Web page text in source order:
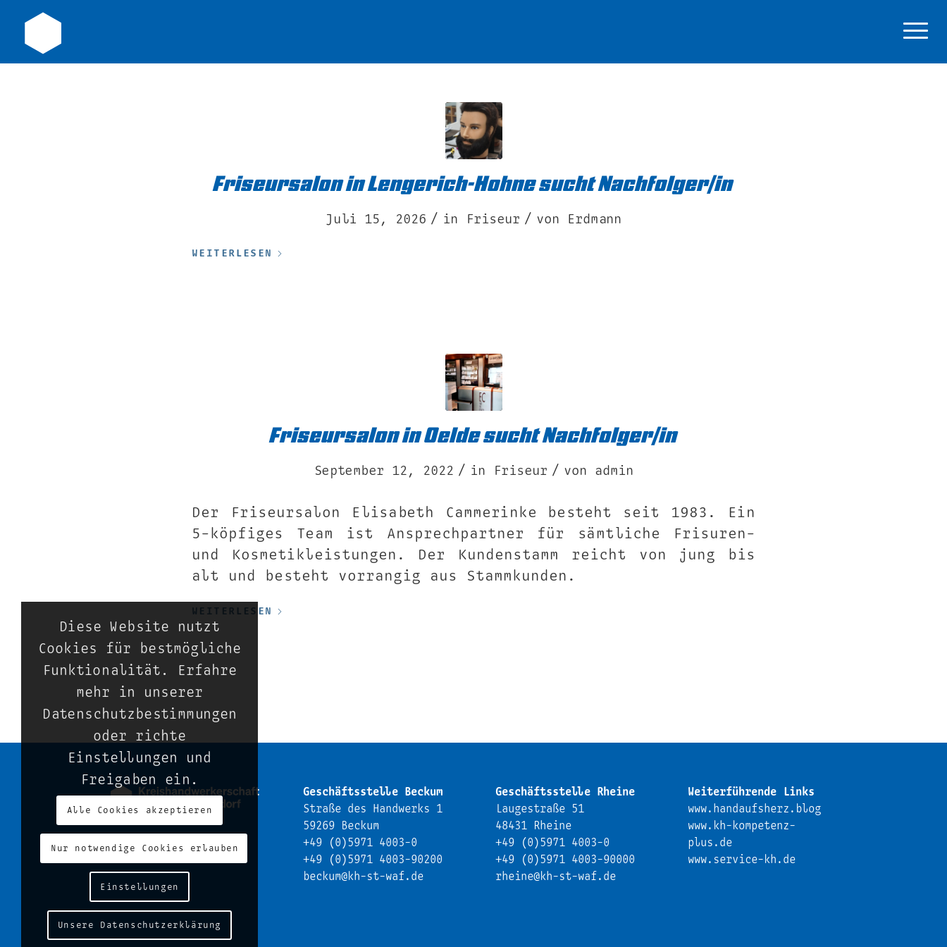
Friseursalon in Lengerich-Hohne sucht Nachfolger/in
Juli 15, 2026 / in Friseur / von Erdmann
WEITERLESEN
Friseursalon in Oelde sucht Nachfolger/in
September 12, 2022 / in Friseur / von admin
Der Friseursalon Elisabeth Cammerinke besteht seit 1983. Ein
5-köpfiges Team ist Ansprechpartner für sämtliche Frisuren-
und Kosmetikleistungen. Der Kundenstamm reicht von jung bis
alt und besteht vorrangig aus Stammkunden.
WEITERLESEN
Geschäftsstelle Beckum
Straße des Handwerks 1
59269 Beckum
+49 (0)5971 4003-0
+49 (0)5971 4003-90200
beckum@kh-st-waf.de
Geschäftsstelle Rheine
Laugestraße 51
48431 Rheine
+49 (0)5971 4003-0
+49 (0)5971 4003-90000
rheine@kh-st-waf.de
Weiterführende Links
www.handaufsherz.blog
www.kh-kompetenz-
plus.de
www.service-kh.de
Diese Website nutzt
Cookies für bestmögliche
Funktionalität. Erfahre
mehr in unserer
Datenschutzbestimmungen
oder richte
Einstellungen und
Freigaben ein.
Alle Cookies akzeptieren
Nur notwendige Cookies erlauben
Einstellungen
Unsere Datenschutzerklärung